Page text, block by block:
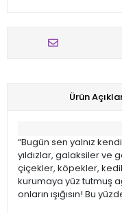
Ürün
“Bugün sen yalnız
yıldızlar, galaksiler ve
çiçekler, köpekler,
kurumaya yüz tutmuş
onların ışığısın! Bu